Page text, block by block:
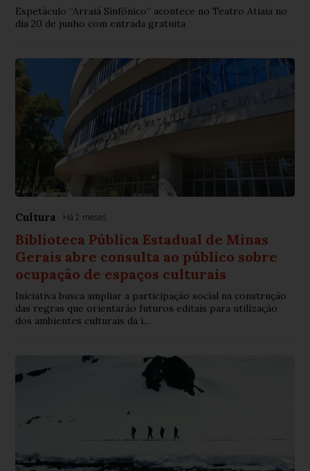
Espetáculo “Arraiá Sinfônico” acontece no Teatro Atiaia no
dia 20 de junho com entrada gratuita
Cultura Há 2 meses
Biblioteca Pública Estadual de Minas
Gerais abre consulta ao público sobre
ocupação de espaços culturais
Iniciativa busca ampliar a participação social na construção
das regras que orientarão futuros editais para utilização
dos ambientes culturais da i...